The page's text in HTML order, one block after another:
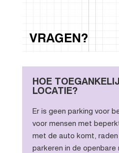
VRAGEN?
HOE
LOCATIE?
Er is geen parking voor
voor mensen met
met de auto komt,
parkeren in de openbare